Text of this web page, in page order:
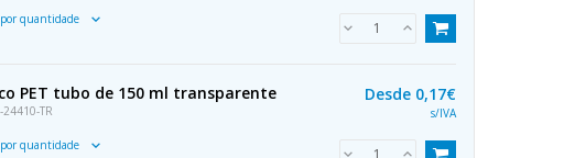
por quantidade
PET tubo de 150 ml transparente
24410-TR
por quantidade
Desde 0,17€
s/IVA